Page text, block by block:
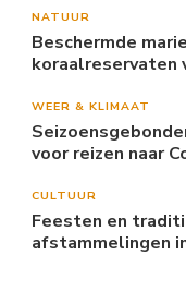
NATUUR
Beschermde
koraalreservaten
WEER & KLIMAAT
voor reizen naar
CULTUUR
Feesten en
afstammelingen